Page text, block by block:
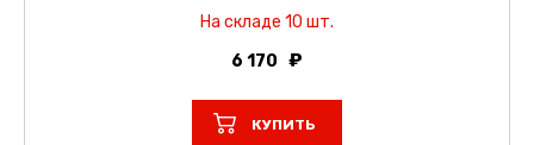
На складе 10 шт.
6 170
КУПИТЬ